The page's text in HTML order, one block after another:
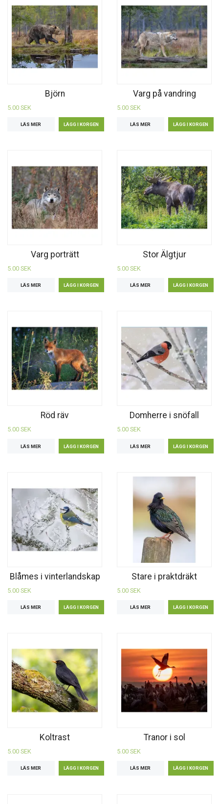
Björn
5.00 SEK
LÄS MER
Varg på vandring
5.00 SEK
LÄS MER
Varg porträtt
5.00 SEK
LÄS MER
Stor Älgtjur
5.00 SEK
LÄS MER
Röd räv
5.00 SEK
LÄS MER
Domherre i snöfall
5.00 SEK
LÄS MER
Blåmes i vinterlandskap
5.00 SEK
LÄS MER
Stare i praktdräkt
5.00 SEK
LÄS MER
Koltrast
5.00 SEK
LÄS MER
Tranor i sol
5.00 SEK
LÄS MER